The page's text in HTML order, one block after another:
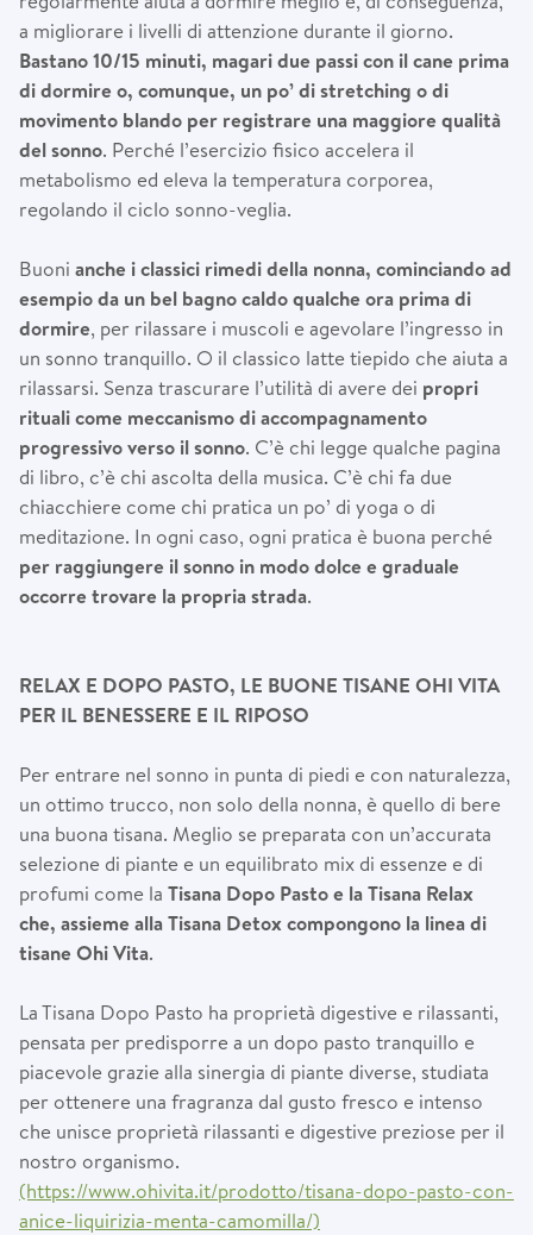
a migliorare i livelli di attenzione durante il giorno.
Bastano 10/15 minuti, magari due passi con il cane prima
di dormire o, comunque, un po’ di stretching o di
movimento blando per registrare una maggiore qualità
del sonno. Perché l’esercizio fisico accelera il
metabolismo ed eleva la temperatura corporea,
regolando il ciclo sonno-veglia.
Buoni anche i classici rimedi della nonna, cominciando ad
esempio da un bel bagno caldo qualche ora prima di
dormire, per rilassare i muscoli e agevolare l’ingresso in
un sonno tranquillo. O il classico latte tiepido che aiuta a
rilassarsi. Senza trascurare l’utilità di avere dei propri
rituali come meccanismo di accompagnamento
progressivo verso il sonno. C’è chi legge qualche pagina
di libro, c’è chi ascolta della musica. C’è chi fa due
chiacchiere come chi pratica un po’ di yoga o di
meditazione. In ogni caso, ogni pratica è buona perché
per raggiungere il sonno in modo dolce e graduale
occorre trovare la propria strada.
RELAX E DOPO PASTO, LE BUONE TISANE OHI VITA
PER IL BENESSERE E IL RIPOSO
Per entrare nel sonno in punta di piedi e con naturalezza,
un ottimo trucco, non solo della nonna, è quello di bere
una buona tisana. Meglio se preparata con un’accurata
selezione di piante e un equilibrato mix di essenze e di
profumi come la Tisana Dopo Pasto e la Tisana Relax
che, assieme alla Tisana Detox compongono la linea di
tisane Ohi Vita.
La Tisana Dopo Pasto ha proprietà digestive e rilassanti,
pensata per predisporre a un dopo pasto tranquillo e
piacevole grazie alla sinergia di piante diverse, studiata
per ottenere una fragranza dal gusto fresco e intenso
che unisce proprietà rilassanti e digestive preziose per il
nostro organismo.
(https://www.ohivita.it/prodotto/tisana-dopo-pasto-con-
anice-liquirizia-menta-camomilla/)